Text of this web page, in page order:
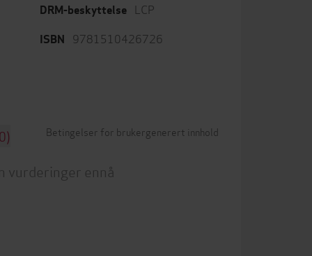
DRM-beskyttelse LCP
ISBN 9781510426726
Betingelser for brukergenerert innhold
vurderinger ennå